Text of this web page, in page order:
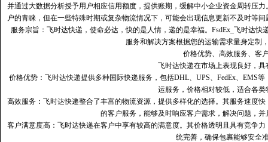
并通过大数据分析授予用户相应信用额度，提供账期，缓解中小企业资金周转压
户的青睐，但在一些特殊时期或复杂物流情况下，可能会出现信息更新不及时等
服务宗旨：飞时达快递，使命必达，快的是人情，递的是幸福。FsdEx_飞时达
服务和解决方案根据您的运输需求量身定制
价格优势、高效服务、客
飞时达快递在市场上表现良好，
价格优势：飞时达快递提供多种国际快递服务，包括DHL、UPS、FedEx、EMS
运服务，价格相对较低，适合各
高效服务：飞时达快递整合了丰富的物流资源，提供多样化的选择。其服务速度
的客户服务，能够及时响应客户需求，解决问题，
客户满意度高‌：飞时达快递在客户中享有较高的满意度。其价格透明且具有竞争
统完善，确保包裹能够安全